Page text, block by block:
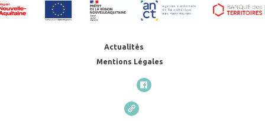
Actualités
Mentions Légales